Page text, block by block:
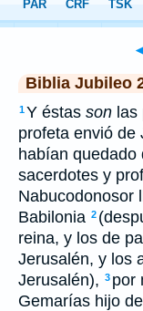
>JUB> Jeremías 29
Biblia Jubileo
1Y éstas son
profeta envió de
habían quedado
sacerdotes y
Nabucodonosor
Babilonia 2
reina, y los de
Jerusalén, y los
Jerusalén), 3 por
Gemarías hijo